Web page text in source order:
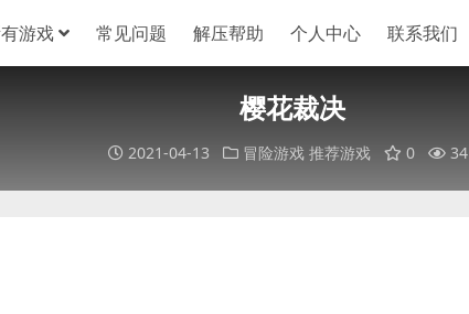
游戏 常见问题 解压帮助 个人中心 联系我们
樱花裁决
2021-04-13 冒险游戏 推荐游戏 0 34